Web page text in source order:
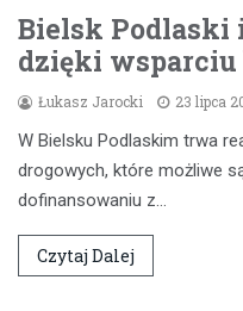
Bielsk Podlaski
dzięki wsparciu
Łukasz Jarocki 23 lipca
W Bielsku Podlaskim trwa
drogowych, które możliwe
dofinansowaniu z…
Czytaj Dalej